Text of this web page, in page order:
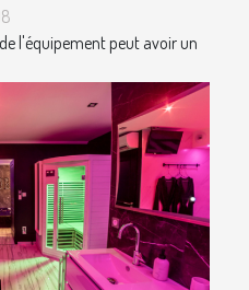
l'équipement peut avoir un